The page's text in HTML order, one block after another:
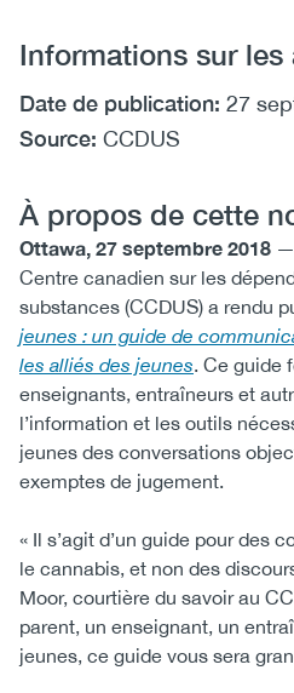
Informations sur les
Date de publication: 27
Source: CCDUS
À propos de cette
Ottawa, 27 septembre 2018 —
Centre canadien sur les
substances (CCDUS) a rendu
jeunes : un guide de
les alliés des jeunes. Ce guide
enseignants, entraîneurs et
l’information et les outils
jeunes des conversations
exemptes de jugement.
« Il s’agit d’un guide pour des
le cannabis, et non des
Moor, courtière du savoir au
parent, un enseignant, un
jeunes, ce guide vous sera